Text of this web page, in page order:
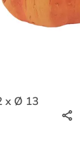
x Ø 13